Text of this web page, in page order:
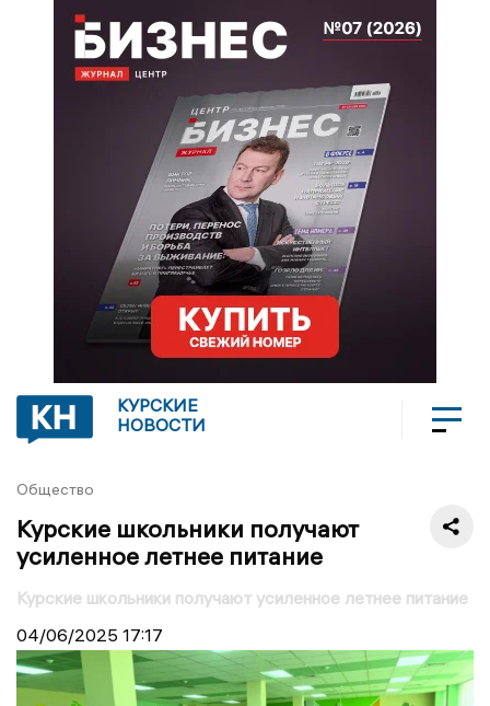
КУРСКИЕ
НОВОСТИ
Общество
Курские школьники получают
усиленное летнее питание
Курские школьники получают усиленное летнее питание
04/06/2025 17:17